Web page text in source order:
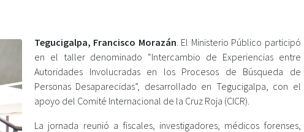
Tegucigalpa, Francisco Morazán. El Ministerio Público participó
en el taller denominado “Intercambio de Experiencias entre
Autoridades Involucradas en los Procesos de Búsqueda de
Personas Desaparecidas”, desarrollado en Tegucigalpa, con el
apoyo del Comité Internacional de la Cruz Roja (CICR).
La jornada reunió a fiscales, investigadores, médicos forenses,